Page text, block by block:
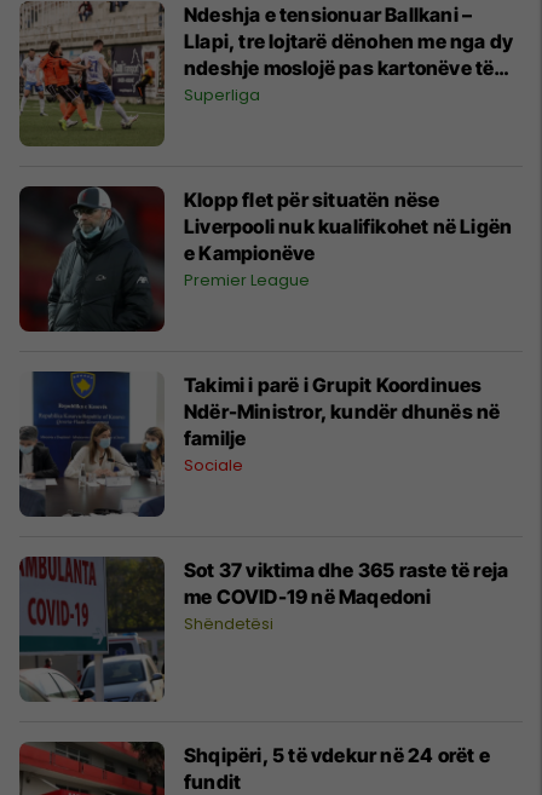
Ndeshja e tensionuar Ballkani –
Llapi, tre lojtarë dënohen me nga dy
ndeshje moslojë pas kartonëve të
kuq
Superliga
Klopp flet për situatën nëse
Liverpooli nuk kualifikohet në Ligën
e Kampionëve
Premier League
Takimi i parë i Grupit Koordinues
Ndër-Ministror, kundër dhunës në
familje
Sociale
Sot 37 viktima dhe 365 raste të reja
me COVID-19 në Maqedoni
Shëndetësi
Shqipëri, 5 të vdekur në 24 orët e
fundit